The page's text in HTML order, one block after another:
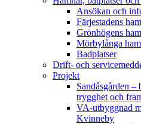
Ansökan och
Färjestadens
Grönhögens
Mörbylånga
Badplatser
Drift- och
Projekt
Sandåsgården –
trygghet och
VA-utbyggnad
Kvinneby